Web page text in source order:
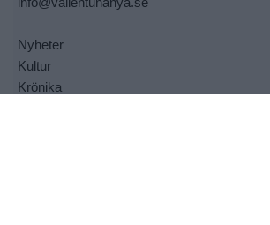
Nyheter
Kultur
Krönika